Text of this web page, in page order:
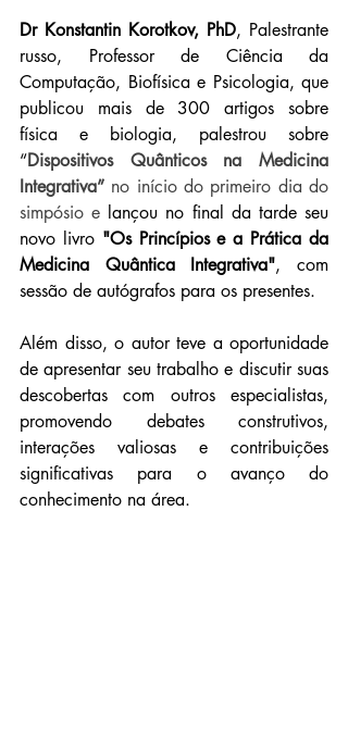
Dr Konstantin Korotkov, PhD, Palestrante
russo, Professor de Ciência da
Computação, Biofísica e Psicologia, que
publicou mais de 300 artigos sobre
“Dispositivos Quânticos na Medicina
Integrativa” no início do primeiro dia do
simpósio e lançou no final da tarde seu
novo livro "Os Princípios e a Prática da
Medicina Quântica Integrativa", com
sessão de autógrafos para os presentes.
Além disso, o autor teve a oportunidade
de apresentar seu trabalho e discutir suas
descobertas com outros especialistas,
promovendo debates construtivos,
interações valiosas e contribuições
significativas para o avanço do
conhecimento na área.